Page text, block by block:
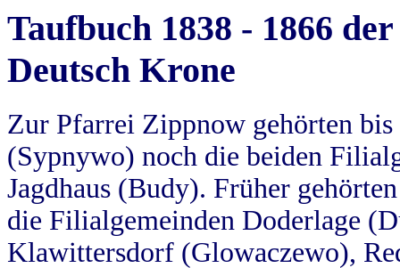
Taufbuch 1838 - 1866
Deutsch Krone
Zur Pfarrei Zippnow gehörten
(Sypnywo) noch die beiden
Jagdhaus (Budy). Früher
die Filialgemeinden Doderlage
Klawittersdorf (Glowaczewo),